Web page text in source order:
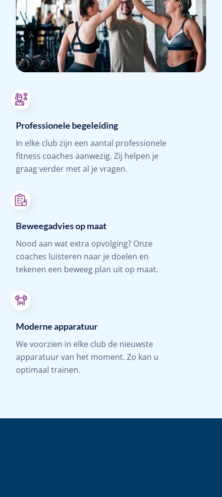
Professionele begeleiding
In elke club zijn een aantal professionele
fitness coaches aanwezig. Zij helpen je
graag verder met al je vragen.
Beweegadvies op maat
Nood aan wat extra opvolging? Onze
coaches luisteren naar je doelen en
tekenen een beweeg plan uit op maat.
Moderne apparatuur
We voorzien in elke club de nieuwste
apparatuur van het moment. Zo kan u
optimaal trainen.